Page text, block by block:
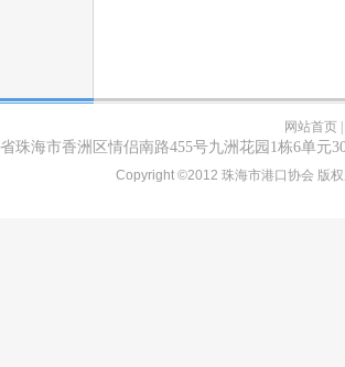
网站首页
珠海市香洲区情侣南路455号九洲花园1栋6单元
Copyright ©2012 珠海市港口协会 版